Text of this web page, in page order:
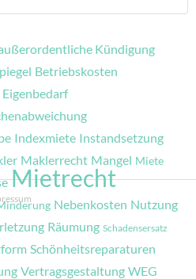
Kündigung
Betriebskosten
Eigenbedarf
Indexmiete Instandsetzung
Maklerrecht Mangel Miete
Mietrecht
Nebenkosten Nutzung
Räumung Schadensersatz
Schönheitsreparaturen
Vertragsgestaltung WEG